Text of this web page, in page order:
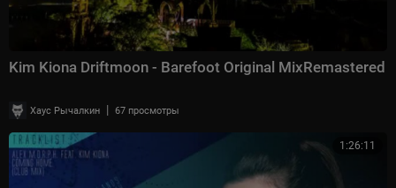
Kim Kiona Driftmoon - Barefoot Original MixRemastered
Хаус Рычалкин | 67 просмотры
1:26:11